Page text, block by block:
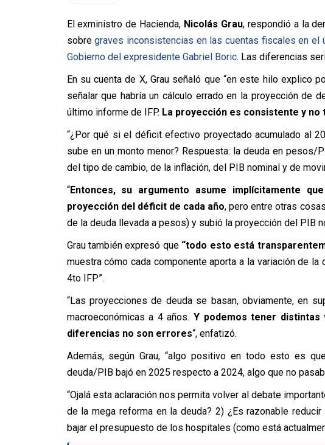
El exministro de Hacienda, Nicolás Grau, respondió a la
sobregraves inconsistencias en las cuentas fiscales en
Gobierno del expresidente Gabriel Boric. Las diferencias
En su cuenta de X, Grau señaló que “en este hilo explico
señalar que habría un cálculo errado en la proyección de
último informe de IFP. La proyección es consistente y
“¿Por qué si el déficit efectivo proyectado acumulado al
sube en un monto menor? Respuesta: la deuda en
del tipo de cambio, de la inflación, del PIB nominal y de
“Entonces, su argumento asume implícitamente
proyección del déficit de cada año, pero entre otras
de la deuda llevada a pesos) y subió la proyección del PIB
Grau también expresó que “todo esto está
muestra cómo cada componente aporta a la variación de la
4to IFP”.
“Las proyecciones de deuda se basan, obviamente, en
macroeconómicas a 4 años. Y podemos tener
diferencias no son errores“, enfatizó.
Además, según Grau, “algo positivo en todo esto es
deuda/PIB bajó en 2025 respecto a 2024, algo que no
“Ojalá esta aclaración nos permita volver al debate
de la mega reforma en la deuda? 2) ¿Es razonable
bajar el presupuesto de los hospitales (como está